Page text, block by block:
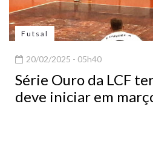
Futsal
20/02/2025 - 05h40
Série Ouro da LCF
deve iniciar em